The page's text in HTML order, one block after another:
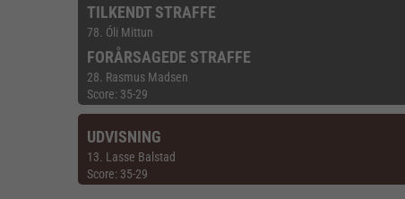
TILKENDT STRAFFE
78. Óli Mittun
FORÅRSAGEDE STRAFFE
28. Rasmus Madsen
Score: 35-29
UDVISNING
13. Lasse Balstad
Score: 35-29